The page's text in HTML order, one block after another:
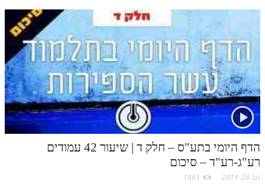
הדף היומי בתע"ס – חלק ד | שיעור 42 עמודים
רע"ג-רע"ד – סיכום
נוב 26, 2019 1863